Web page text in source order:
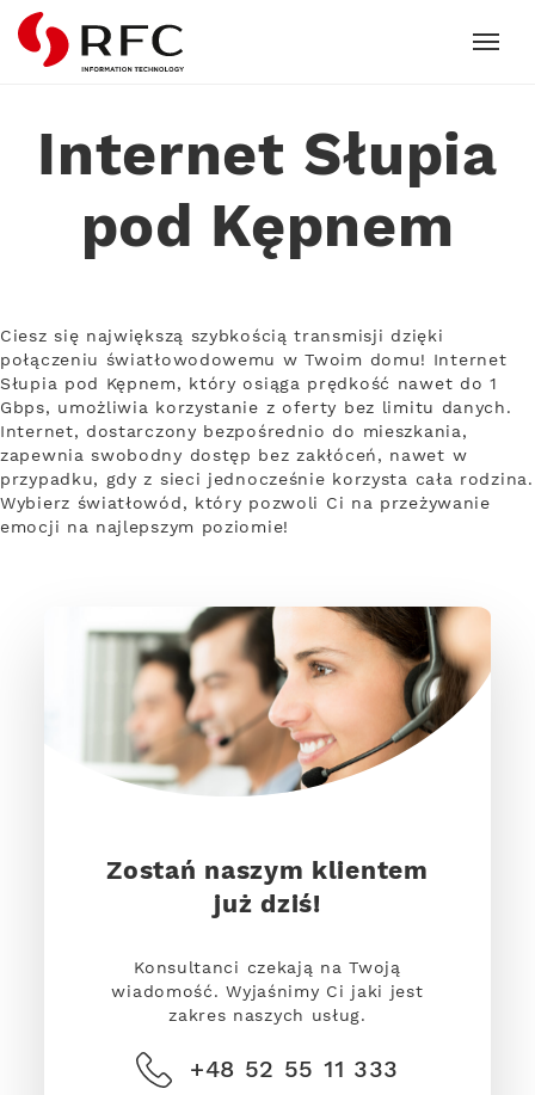
RFC
Internet Słupia
pod Kępnem
Ciesz się największą szybkością transmisji dzięki
połączeniu światłowodowemu w Twoim domu! Internet
Słupia pod Kępnem, który osiąga prędkość nawet do 1
Gbps, umożliwia korzystanie z oferty bez limitu danych.
Internet, dostarczony bezpośrednio do mieszkania,
zapewnia swobodny dostęp bez zakłóceń, nawet w
przypadku, gdy z sieci jednocześnie korzysta cała rodzina.
Wybierz światłowód, który pozwoli Ci na przeżywanie
emocji na najlepszym poziomie!
Zostań naszym klientem
już dziś!
Konsultanci czekają na Twoją
wiadomość. Wyjaśnimy Ci jaki jest
zakres naszych usług.
+48 52 55 11 333